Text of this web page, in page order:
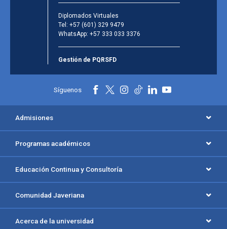
Diplomados Virtuales
Tel: +57 (601) 329 9479
WhatsApp: +57 333 033 3376
Gestión de PQRSFD
Síguenos
Admisiones
Programas académicos
Educación Continua y Consultoría
Comunidad Javeriana
Acerca de la universidad